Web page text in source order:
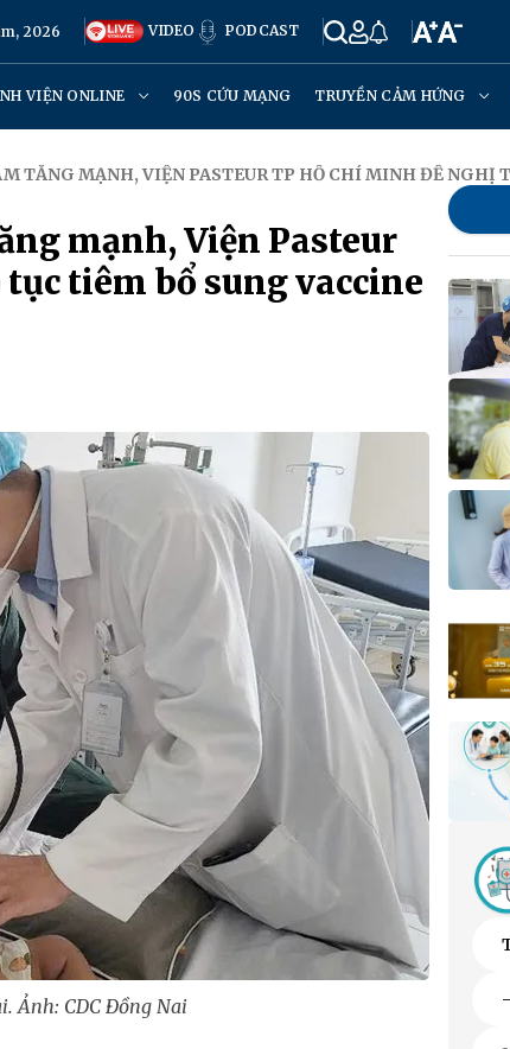
2026 VIDEO PODCAST
VIỆN ONLINE 90S CỨU MẠNG TRUYỀN CẢM HỨNG
TĂNG MẠNH, VIỆN PASTEUR TP HỒ CHÍ MINH ĐỀ NGHỊ
mạnh, Viện Pasteur
tiêm bổ sung vaccine
Ảnh: CDC Đồng Nai